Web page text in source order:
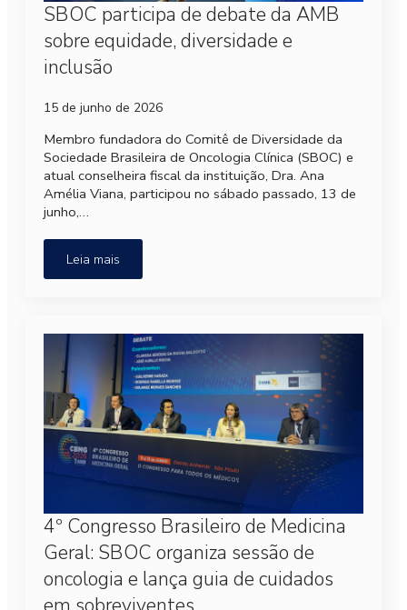
SBOC participa de debate da AMB
sobre equidade, diversidade e
inclusão
15 de junho de 2026
Membro fundadora do Comitê de Diversidade da
Sociedade Brasileira de Oncologia Clínica (SBOC) e
atual conselheira fiscal da instituição, Dra. Ana
Amélia Viana, participou no sábado passado, 13 de
junho,…
Leia mais
4º Congresso Brasileiro de Medicina
Geral: SBOC organiza sessão de
oncologia e lança guia de cuidados